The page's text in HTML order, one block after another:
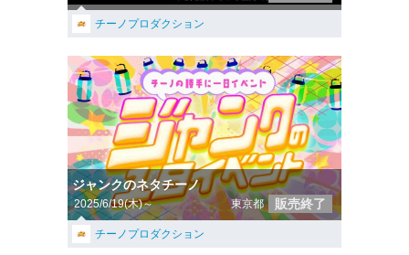
チーノプロダクション
ジャンクのネタチーノ
2025/6/19(木)～ 東京都 販売終了
チーノプロダクション